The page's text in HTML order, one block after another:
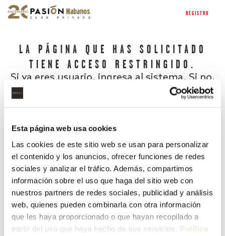
Esta página web usa cookies
Las cookies de este sitio web se usan para personalizar
el contenido y los anuncios, ofrecer funciones de redes
sociales y analizar el tráfico. Además, compartimos
información sobre el uso que haga del sitio web con
nuestros partners de redes sociales, publicidad y análisis
web, quienes pueden combinarla con otra información
que les haya proporcionado o que hayan recopilado a
partir del uso que haya hecho de sus servicios. Política
REGISTRO
LA PÁGINA QUE HAS SOLICITADO
TIENE ACCESO RESTRINGIDO.
Si ya eres usuario, ingresa al sistema. Si no,
¿Has olvidado tu contraseña?